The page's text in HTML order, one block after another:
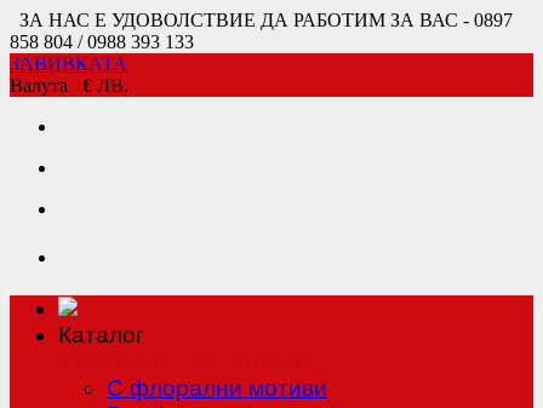
ЗА НАС Е УДОВОЛСТВИЕ ДА РАБОТИМ ЗА ВАС - 0897
858 804 / 0988 393 133
ЗАВИВКАТА
Валута € ЛВ.
Каталог
С флорални мотиви